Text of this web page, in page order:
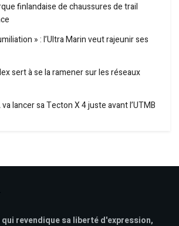
finlandaise de chaussures de trail
» : l’Ultra Marin veut rajeunir ses
sert à se la ramener sur les réseaux
lancer sa Tecton X 4 juste avant l’UTMB
revendique sa liberté d'expression,